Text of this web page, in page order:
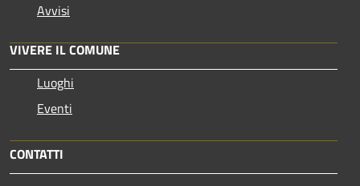
Avvisi
VIVERE IL COMUNE
Luoghi
Eventi
CONTATTI